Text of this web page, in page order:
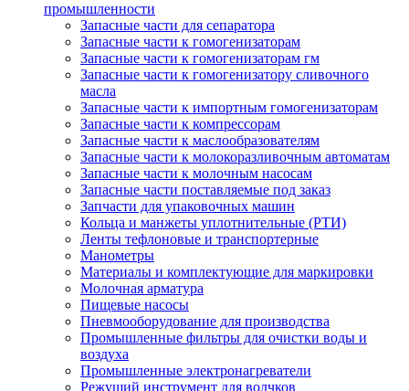
промышленности
Запасные части для сепаратора
Запасные части к гомогенизаторам
Запасные части к гомогенизаторам гм
Запасные части к гомогенизатору сливочного
масла
Запасные части к импортным гомогенизаторам
Запасные части к компрессорам
Запасные части к маслообразователям
Запасные части к молокоразливочным автоматам
Запасные части к молочным насосам
Запасные части поставляемые под заказ
Запчасти для упаковочных машин
Кольца и манжеты уплотнительные (РТИ)
Ленты тефлоновые и транспортерные
Манометры
Материалы и комплектующие для маркировки
Молочная арматура
Пищевые насосы
Пневмооборудование для производства
Промышленные фильтры для очистки воды и
воздуха
Промышленные электронагреватели
Режущий инструмент для волчков